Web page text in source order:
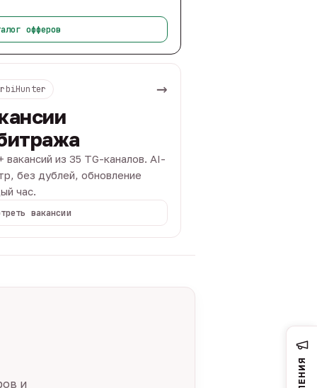
офферов
→
вакансий из 35 TG-каналов. AI-
без дублей, обновление
час.
вакансии
и